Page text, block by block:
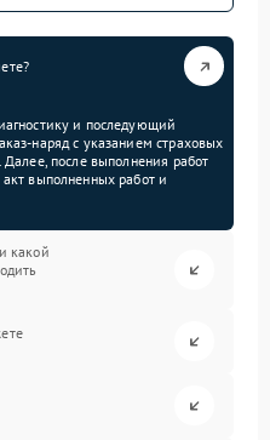
и последующий
наряд с указанием страховых
Далее, после выполнения работ
выполненных работ и
какой